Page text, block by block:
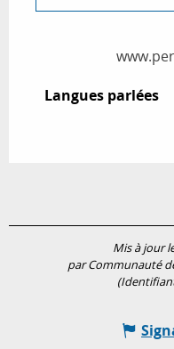
Langues parlées
Langues parlées
Mis à jour
par Communauté